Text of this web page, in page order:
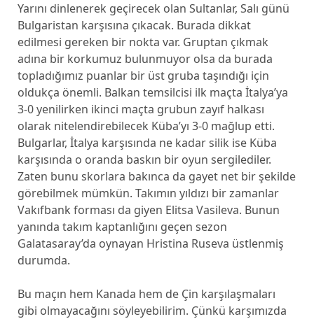
Yarını dinlenerek geçirecek olan Sultanlar, Salı günü
Bulgaristan karşısına çıkacak. Burada dikkat
edilmesi gereken bir nokta var. Gruptan çıkmak
adına bir korkumuz bulunmuyor olsa da burada
topladığımız puanlar bir üst gruba taşındığı için
oldukça önemli. Balkan temsilcisi ilk maçta İtalya’ya
3-0 yenilirken ikinci maçta grubun zayıf halkası
olarak nitelendirebilecek Küba’yı 3-0 mağlup etti.
Bulgarlar, İtalya karşısında ne kadar silik ise Küba
karşısında o oranda baskın bir oyun sergilediler.
Zaten bunu skorlara bakınca da gayet net bir şekilde
görebilmek mümkün. Takımın yıldızı bir zamanlar
Vakıfbank forması da giyen Elitsa Vasileva. Bunun
yanında takım kaptanlığını geçen sezon
Galatasaray’da oynayan Hristina Ruseva üstlenmiş
durumda.
Bu maçın hem Kanada hem de Çin karşılaşmaları
gibi olmayacağını söyleyebilirim. Çünkü karşımızda